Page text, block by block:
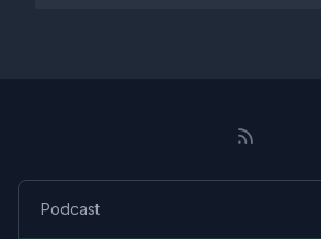
Podcast